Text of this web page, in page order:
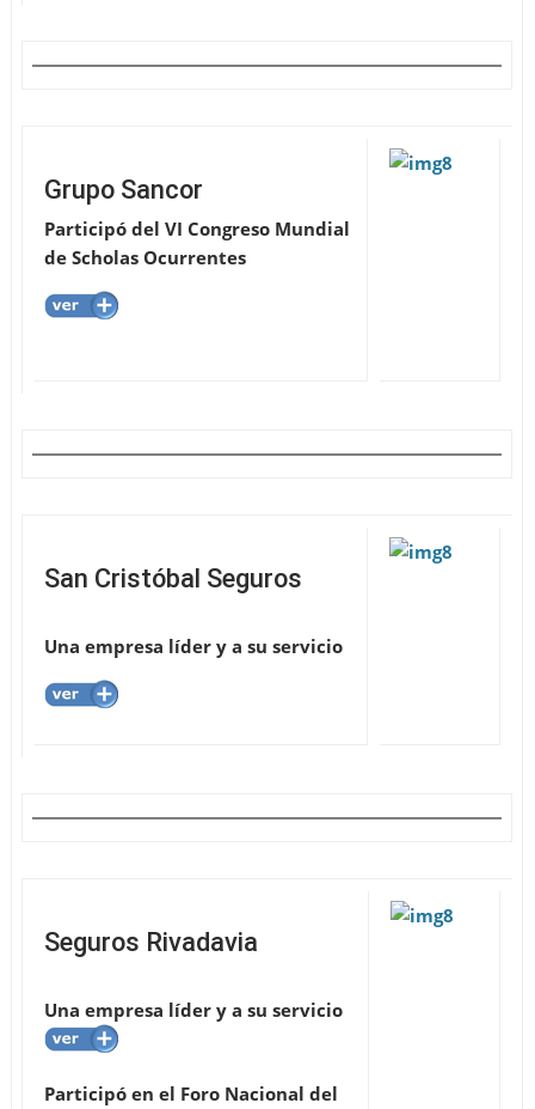
Grupo Sancor
Participó del VI Congreso Mundial
de Scholas Ocurrentes
San Cristóbal Seguros
Una empresa líder y a su servicio
Seguros Rivadavia
Una empresa líder y a su servicio
Participó en el Foro Nacional del